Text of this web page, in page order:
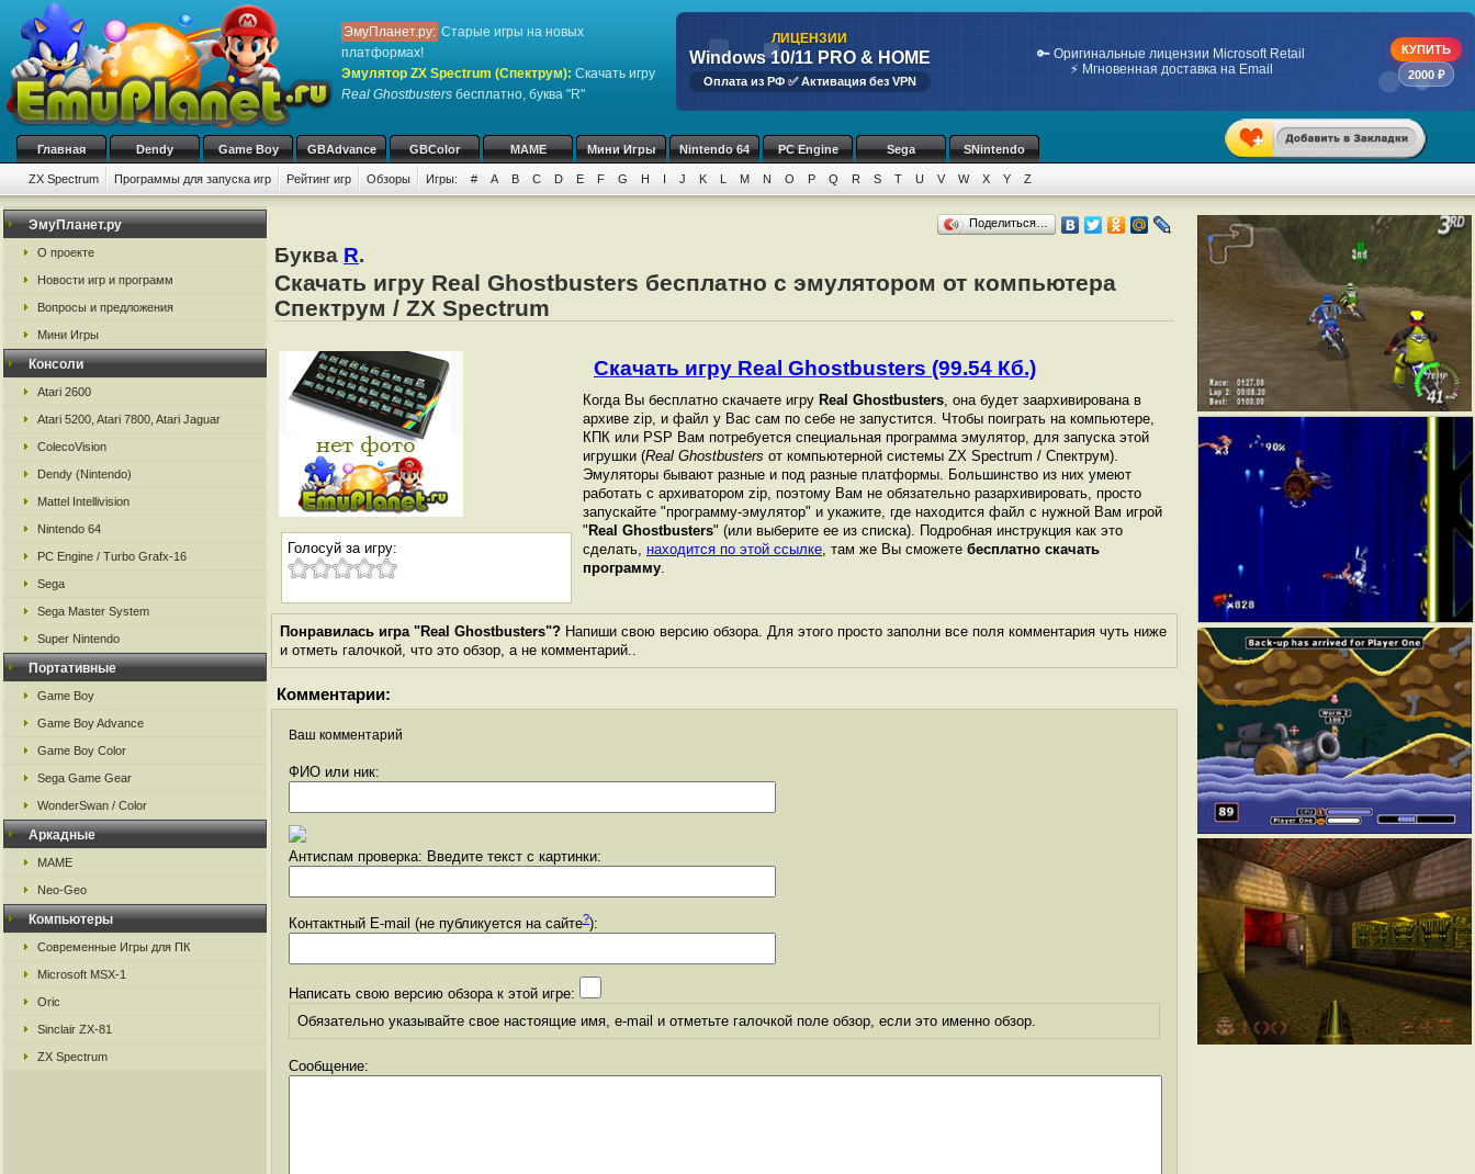
ЭмуПланет.ру: Старые игры на новых
платформах!
Эмулятор ZX Spectrum (Спектрум): Скачать игру
Real Ghostbusters бесплатно, буква "R"
ЛИЦЕНЗИИ
Windows 10/11 PRO & HOME
Оплата из РФ ✅ Активация без VPN
🔑 Оригинальные лицензии Microsoft Retail
⚡ Мгновенная доставка на Email
КУПИТЬ
2000 ₽
Главная Dendy Game Boy GBAdvance GBColor MAME Мини Игры Nintendo 64 PC Engine Sega SNintendo
ZX Spectrum Программы для запуска игр Рейтинг игр Обзоры Игры: # A B C D E F G H I J K L M N O P Q R S T U V W X Y Z
ЭмуПланет.ру
О проекте
Новости игр и программ
Вопросы и предложения
Мини Игры
Консоли
Atari 2600
Atari 5200, Atari 7800, Atari Jaguar
ColecoVision
Dendy (Nintendo)
Mattel Intellivision
Nintendo 64
PC Engine / Turbo Grafx-16
Sega
Sega Master System
Super Nintendo
Портативные
Game Boy
Game Boy Advance
Game Boy Color
Sega Game Gear
WonderSwan / Color
Аркадные
MAME
Neo-Geo
Компьютеры
Современные Игры для ПК
Microsoft MSX-1
Oric
Sinclair ZX-81
ZX Spectrum
Поделиться…
Буква R.
Скачать игру Real Ghostbusters бесплатно с эмулятором от компьютера
Спектрум / ZX Spectrum
Голосуй за игру:
Скачать игру Real Ghostbusters (99.54 Кб.)
Когда Вы бесплатно скачаете игру Real Ghostbusters, она будет заархивирована в
архиве zip, и файл у Вас сам по себе не запустится. Чтобы поиграть на компьютере,
КПК или PSP Вам потребуется специальная программа эмулятор, для запуска этой
игрушки (Real Ghostbusters от компьютерной системы ZX Spectrum / Спектрум).
Эмуляторы бывают разные и под разные платформы. Большинство из них умеют
работать с архиватором zip, поэтому Вам не обязательно разархивировать, просто
запускайте "программу-эмулятор" и укажите, где находится файл с нужной Вам игрой
" Real Ghostbusters" (или выберите ее из списка). Подробная инструкция как это
сделать, находится по этой ссылке, там же Вы сможете бесплатно скачать
программу.
Понравилась игра "Real Ghostbusters"? Напиши свою версию обзора. Для этого просто заполни все поля комментария чуть ниже
и отметь галочкой, что это обзор, а не комментарий..
Комментарии:
Ваш комментарий
ФИО или ник:
Антиспам проверка: Введите текст с картинки:
Контактный E-mail (не публикуется на сайте?):
Написать свою версию обзора к этой игре:
Обязательно указывайте свое настоящие имя, e-mail и отметьте галочкой поле обзор, если это именно обзор.
Сообщение: